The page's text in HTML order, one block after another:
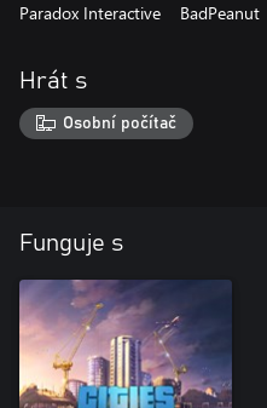
Paradox Interactive BadPeanut
Hrát s
Osobní počítač
Funguje s